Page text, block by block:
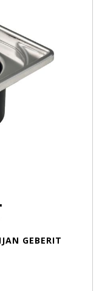
GEBERIT